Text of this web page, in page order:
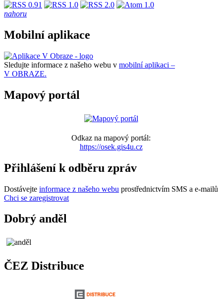
nahoru
Mobilní aplikace
Sledujte informace z našeho webu v mobilní aplikaci –
V OBRAZE.
Mapový portál
Odkaz na mapový portál:
https://osek.gis4u.cz
Přihlášení k odběru zpráv
Dostávejte informace z našeho webu prostřednictvím SMS a e-mailů
Chci se zaregistrovat
Dobrý anděl
ČEZ Distribuce